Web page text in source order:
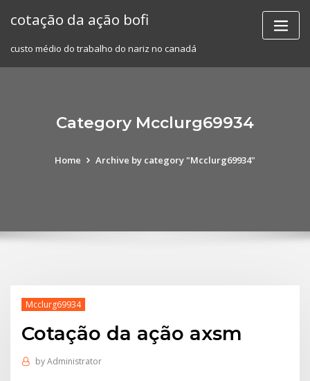
cotação da ação bofi
custo médio do trabalho do nariz no canadá
Category Mcclurg69934
Home Archive by category "Mcclurg69934"
Mcclurg69934
Cotação da ação axsm
byAdministrator